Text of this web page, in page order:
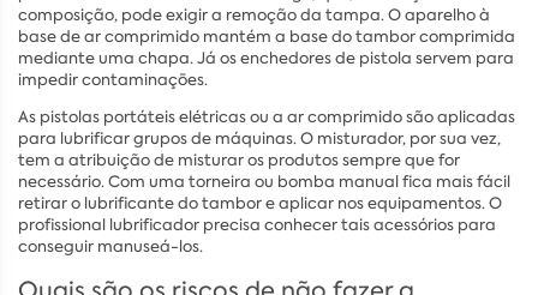
composição, pode exigir a remoção da tampa. O aparelho à
base de ar comprimido mantém a base do tambor comprimida
mediante uma chapa. Já os enchedores de pistola servem para
impedir contaminações.
As pistolas portáteis elétricas ou a ar comprimido são aplicadas
para lubrificar grupos de máquinas. O misturador, por sua vez,
tem a atribuição de misturar os produtos sempre que for
necessário. Com uma torneira ou bomba manual fica mais fácil
retirar o lubrificante do tambor e aplicar nos equipamentos. O
profissional lubrificador precisa conhecer tais acessórios para
conseguir manuseá-los.